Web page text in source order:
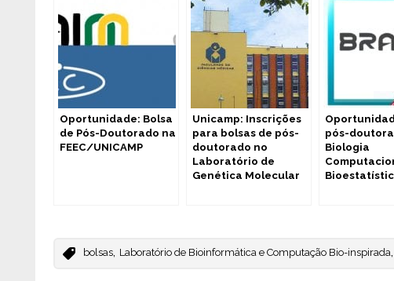
Oportunidade: Bolsa
de Pós-Doutorado na
FEEC/UNICAMP
Unicamp: Inscrições
para bolsas de pós-
doutorado no
Laboratório de
Genética Molecular
pós-
Biologia
bolsas, Laboratório de Bioinformática e Computação Bio-inspirada,